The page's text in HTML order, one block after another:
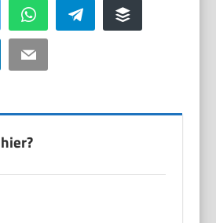
WhatsApp Telegram Buffer
Email